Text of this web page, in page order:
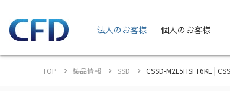
法人のお客様 個人のお客様
TOP 製品情報 SSD CSSD-M2L5HSFT6KE |